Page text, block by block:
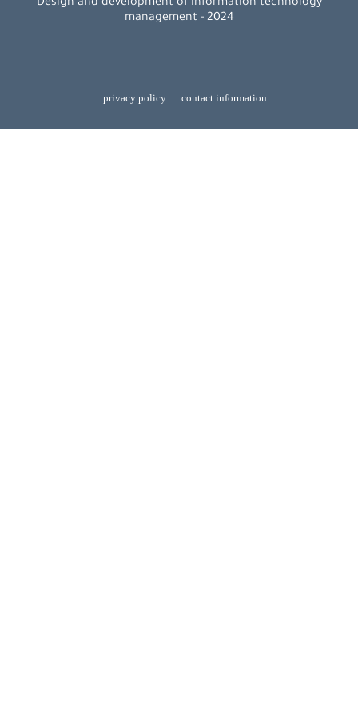
Design and development of information technology
management - 2024
privacy policy contact information